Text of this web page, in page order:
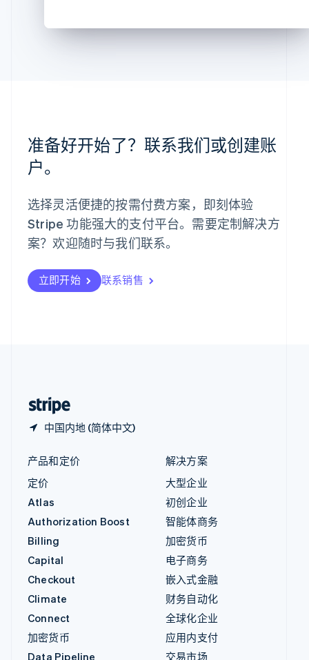
准备好开始了？联系我们或创建账
户。
选择灵活便捷的按需付费方案，即刻体验
Stripe 功能强大的支付平台。需要定制解决方
案？欢迎随时与我们联系。
立即开始 联系销售
中国内地 (简体中文)
English
EspañolEnglish
English
English
匈牙利
English
意大利
印度
English
产品和定价
定价
Atlas
Authorization Boost
Billing
Capital
Checkout
Climate
Connect
加密货币
Data Pipeline
解决方案
大型企业
初创企业
智能体商务
加密货币
电子商务
嵌入式金融
财务自动化
全球化企业
应用内支付
交易市场